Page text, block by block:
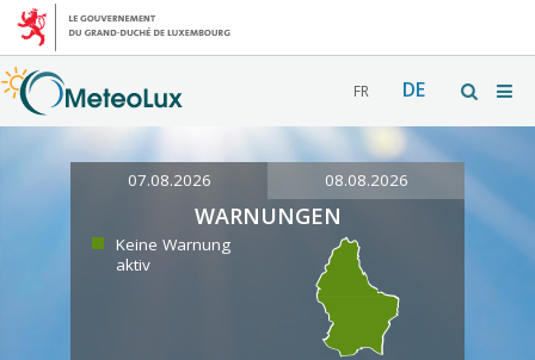
FR DE
07.08.2026 08.08.2026
WARNUNGEN
Keine Warnung
aktiv